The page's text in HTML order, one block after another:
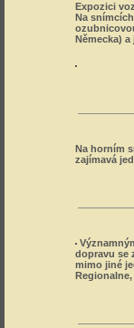
Expozici
Na
Německa)
Na horním
zajímavá
dopravu se
mimo jiné